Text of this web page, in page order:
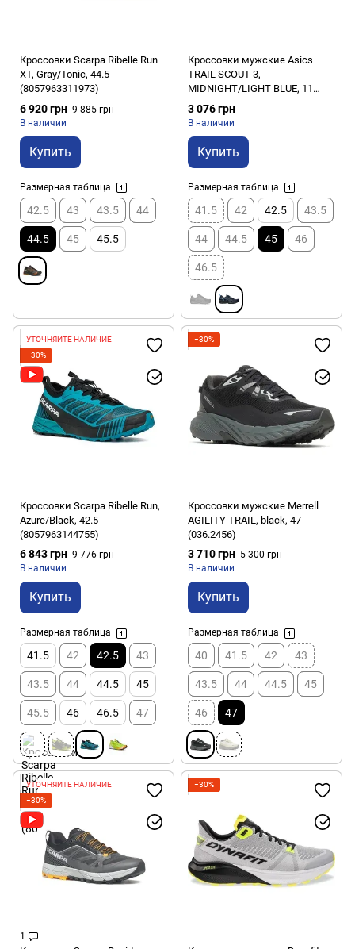
Кроссовки Scarpa Ribelle Run
XT, Gray/Tonic, 44.5
(8057963311973)
6 920 грн 9 885 грн
В наличии
Купить
Размерная таблица
42.5 43 43.5 44
44.5 45 45.5
Кроссовки мужские Asics
TRAIL SCOUT 3,
MIDNIGHT/LIGHT BLUE, 11
(1011B700-403)
3 076 грн
В наличии
Купить
Размерная таблица
41.5 42 42.5 43.5
44 44.5 45 46
46.5
УТОЧНЯЙТЕ НАЛИЧИЕ
−30%
Кроссовки Scarpa Ribelle Run,
Azure/Black, 42.5
(8057963144755)
6 843 грн 9 776 грн
В наличии
Купить
Размерная таблица
41.5 42 42.5 43
43.5 44 44.5 45
45.5 46 46.5 47
−30%
Кроссовки мужские Merrell
AGILITY TRAIL, black, 47
(036.2456)
3 710 грн 5 300 грн
В наличии
Купить
Размерная таблица
40 41.5 42 43
43.5 44 44.5 45
46 47
УТОЧНЯЙТЕ НАЛИЧИЕ
−30%
1
−30%